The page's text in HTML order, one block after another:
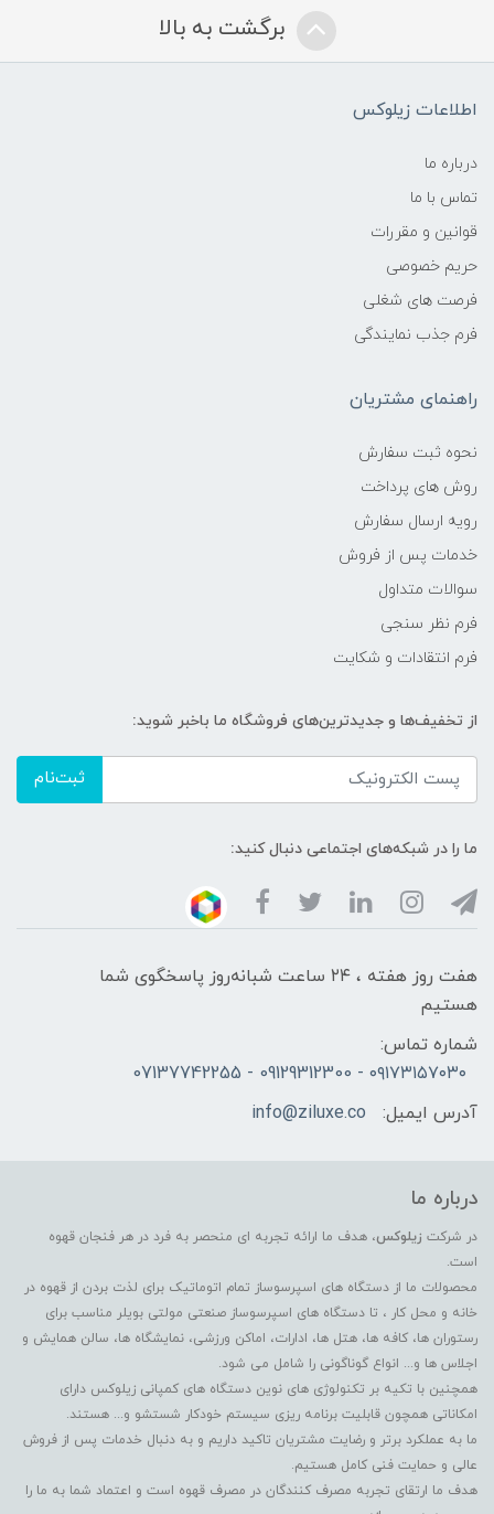
برگشت به بالا
اطلاعات زیلوکس
درباره ما
تماس با ما
قوانین و مقررات
حریم خصوصی
فرصت های شغلی
فرم جذب نمایندگی
راهنمای مشتریان
نحوه ثبت سفارش
روش های پرداخت
رویه ارسال سفارش
خدمات پس از فروش
سوالات متداول
فرم نظر سنجی
فرم انتقادات و شکایت
از تخفیف‌ها و جدیدترین‌های فروشگاه ما باخبر شوید:
ثبت‌نام
ما را در شبکه‌های اجتماعی دنبال کنید:
هفت روز هفته ، ۲۴ ساعت شبانه‌روز پاسخگوی شما
هستیم
شماره تماس:
۰۹۱۷۳۱۵۷۰۳۰ - 09129312300 - 07137742255
آدرس ایمیل:
info@ziluxe.co
درباره ما
در شرکت زیلوکس، هدف ما ارائه تجربه ای منحصر به فرد در هر فنجان قهوه
است.
محصولات ما از دستگاه های اسپرسوساز تمام اتوماتیک برای لذت بردن از قهوه در
خانه و محل کار ، تا دستگاه های اسپرسوساز صنعتی مولتی بویلر مناسب برای
رستوران ها، کافه ها، هتل ها، ادارات، اماکن ورزشی، نمایشگاه ها، سالن همایش و
اجلاس ها و... انواع گوناگونی را شامل می شود.
همچنین با تکیه بر تکنولوژی های نوین دستگاه های کمپانی زیلوکس دارای
امکاناتی همچون قابلیت برنامه ریزی سیستم خودکار شستشو و... هستند.
ما به عملکرد برتر و رضایت مشتریان تاکید داریم و به دنبال خدمات پس از فروش
عالی و حمایت فنی کامل هستیم.
هدف ما ارتقای تجربه مصرف کنندگان در مصرف قهوه است و اعتماد شما به ما را